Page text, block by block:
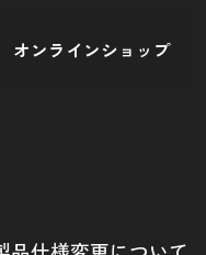
オンラインショップ